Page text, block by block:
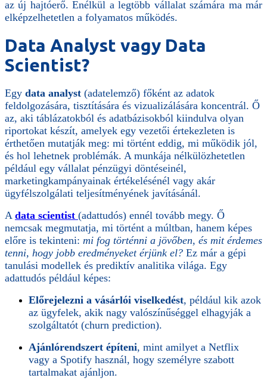
az új hajtóerő. Enélkül a legtöbb vállalat számára ma már
elképzelhetetlen a folyamatos működés.
Data Analyst vagy Data
Scientist?
Egy data analyst (adatelemző) főként az adatok
feldolgozására, tisztítására és vizualizálására koncentrál. Ő
az, aki táblázatokból és adatbázisokból kiindulva olyan
riportokat készít, amelyek egy vezetői értekezleten is
érthetően mutatják meg: mi történt eddig, mi működik jól,
és hol lehetnek problémák. A munkája nélkülözhetetlen
például egy vállalat pénzügyi döntéseinél,
marketingkampányainak értékelésénél vagy akár
ügyfélszolgálati teljesítményének javításánál.
A data scientist (adattudós) ennél tovább megy. Ő
nemcsak megmutatja, mi történt a múltban, hanem képes
előre is tekinteni: mi fog történni a jövőben, és mit érdemes
tenni, hogy jobb eredményeket érjünk el? Ez már a gépi
tanulási modellek és prediktív analitika világa. Egy
adattudós például képes:
Előrejelezni a vásárlói viselkedést, például kik azok
az ügyfelek, akik nagy valószínűséggel elhagyják a
szolgáltatót (churn prediction).
Ajánlórendszert építeni, mint amilyet a Netflix
vagy a Spotify használ, hogy személyre szabott
tartalmakat ajánljon.